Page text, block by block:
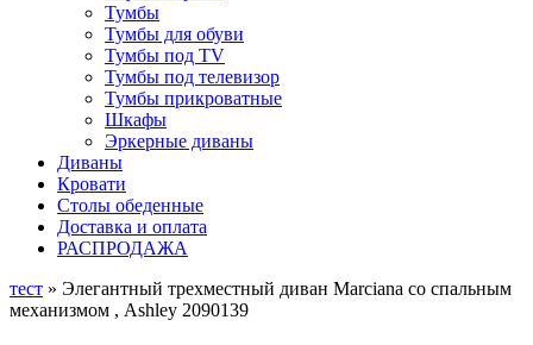
Тумбы
Тумбы для обуви
Тумбы под TV
Тумбы под телевизор
Тумбы прикроватные
Шкафы
Эркерные диваны
Диваны
Кровати
Столы обеденные
Доставка и оплата
РАСПРОДАЖА
тест » Элегантный трехместный диван Marciana со спальным
механизмом , Ashley 2090139